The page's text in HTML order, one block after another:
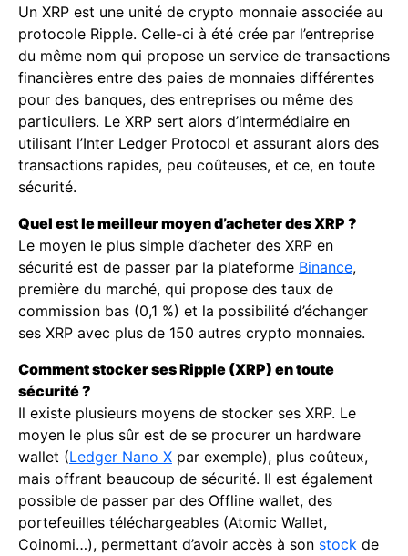
Un XRP est une unité de crypto monnaie associée au
protocole Ripple. Celle-ci à été crée par l’entreprise
du même nom qui propose un service de transactions
financières entre des paies de monnaies différentes
pour des banques, des entreprises ou même des
particuliers. Le XRP sert alors d’intermédiaire en
utilisant l’Inter Ledger Protocol et assurant alors des
transactions rapides, peu coûteuses, et ce, en toute
sécurité.
Quel est le meilleur moyen d’acheter des XRP ?
Le moyen le plus simple d’acheter des XRP en
sécurité est de passer par la plateforme Binance,
première du marché, qui propose des taux de
commission bas (0,1 %) et la possibilité d’échanger
ses XRP avec plus de 150 autres crypto monnaies.
Comment stocker ses Ripple (XRP) en toute
sécurité ?
Il existe plusieurs moyens de stocker ses XRP. Le
moyen le plus sûr est de se procurer un hardware
wallet (Ledger Nano X par exemple), plus coûteux,
mais offrant beaucoup de sécurité. Il est également
possible de passer par des Offline wallet, des
portefeuilles téléchargeables (Atomic Wallet,
Coinomi…), permettant d’avoir accès à son stock de